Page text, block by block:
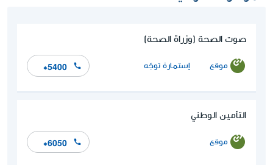
صوت الصحة (وزراة الصحة)
موقع إستمارة توجّه *5400
التأمين الوطني
موقع *6050